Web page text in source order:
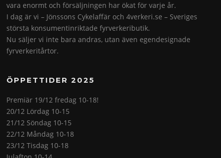
vara enormt och försäljningen har ökat för varje år.
I dag är vi – Jönssons Cykelaffär och 4verkeri.se – Sveriges
största konsumentinriktade fyrverkeributik.
Nu säljer vi inte bara andras, utan även egendesignade
fyrverkeritårtor.
ÖPPETTIDER 2025
Premiär 19/12 fredag 10-18!
20/12 Lördag 10-15
21/12 Söndag 10-15
22/12 Måndag 10-18
23/12 Tisdag 10-18